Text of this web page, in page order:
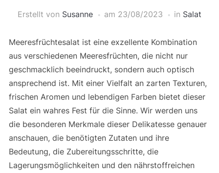
Erstellt von Susanne am 23/08/2023 in Salat
Meeresfrüchtesalat ist eine exzellente Kombination
aus verschiedenen Meeresfrüchten, die nicht nur
geschmacklich beeindruckt, sondern auch optisch
ansprechend ist. Mit einer Vielfalt an zarten Texturen,
frischen Aromen und lebendigen Farben bietet dieser
Salat ein wahres Fest für die Sinne. Wir werden uns
die besonderen Merkmale dieser Delikatesse genauer
anschauen, die benötigten Zutaten und ihre
Bedeutung, die Zubereitungsschritte, die
Lagerungsmöglichkeiten und den nährstoffreichen